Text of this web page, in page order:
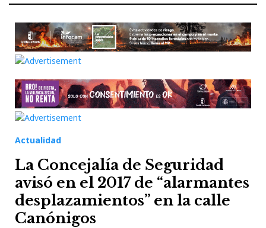
Actualidad
La Concejalía de Seguridad
avisó en el 2017 de “alarmantes
desplazamientos” en la calle
Canónigos